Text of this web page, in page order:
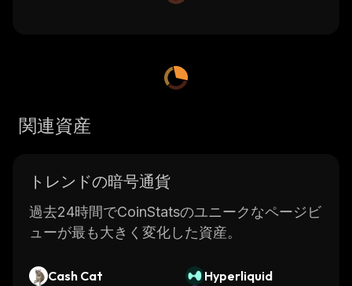
関連資産
トレンドの暗号通貨
過去24時間でCoinStatsのユニークなページビ
ューが最も大きく変化した資産。
Cash Cat
Hyperliquid